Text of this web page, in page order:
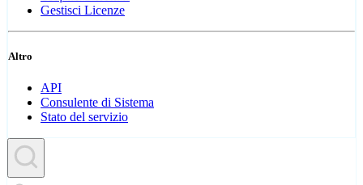
Gestisci Licenze
Altro
API
Consulente di Sistema
Stato del servizio